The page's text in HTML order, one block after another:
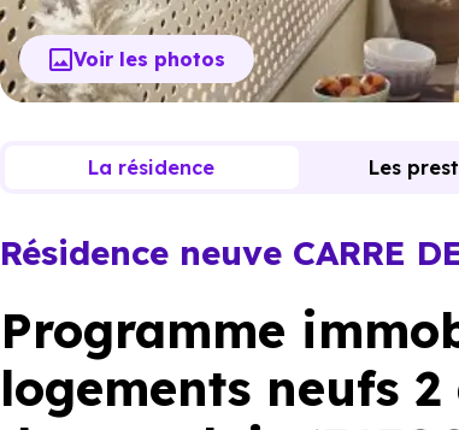
Voir les photos
Résidence neuve CARRE
Programme
logements neufs
La résidence Les